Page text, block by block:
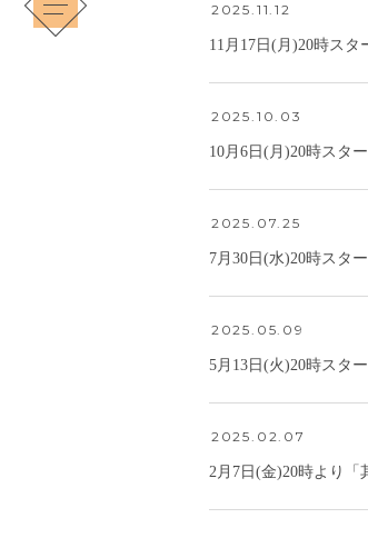
2025.11.12
11月17日(月)20時ス
2025.10.03
10月6日(月)20時スタ
2025.07.25
7月30日(水)20時スタ
2025.05.09
5月13日(火)20時スタ
2025.02.07
2月7日(金)20時より「